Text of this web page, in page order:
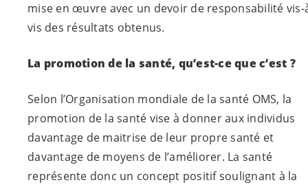
mise en œuvre avec un devoir de responsabilité vis-
vis des résultats obtenus.
La promotion de la santé, qu’est-ce que c’est ?
Selon l’Organisation mondiale de la santé OMS, la
promotion de la santé vise à donner aux individus
davantage de maitrise de leur propre santé et
davantage de moyens de l’améliorer. La santé
représente donc un concept positif soulignant à la